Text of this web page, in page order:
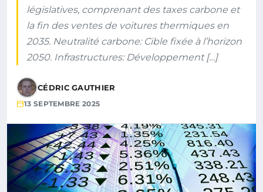
législatives, comprenant des taxes carbone et
la fin des ventes de voitures thermiques en
2035. Neutralité carbone: Cible fixée à l’horizon
2050. Infrastructures: Développement […]
CÉDRIC GAUTHIER
13 SEPTEMBRE 2025